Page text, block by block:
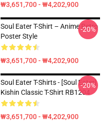
₩3,651,700 - ₩4,202,900
Soul Eater T-Shirt – Anime Retro
Poster Style
₩3,651,700 - ₩4,202,900
-20%
Soul Eater T-Shirts - [Soul Eater]
Kishin Classic T-Shirt RB1204
₩3,651,700 - ₩4,202,900
-20%